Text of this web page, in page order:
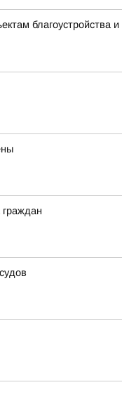
благоустройства и